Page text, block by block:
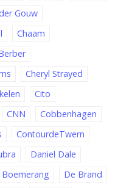
Gouw
Chaam
Cheryl Strayed
Cito
CNN
Cobbenhagen
ContourdeTwern
Daniel Dale
Boemerang
De Brand